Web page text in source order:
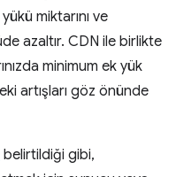
miktarını ve
azaltır. CDN ile birlikte
minimum ek yük
artışları göz önünde
belirtildiği gibi,